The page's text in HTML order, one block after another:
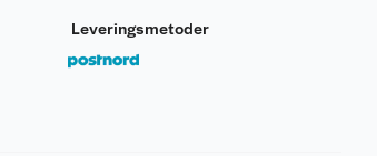
Leveringsmetoder